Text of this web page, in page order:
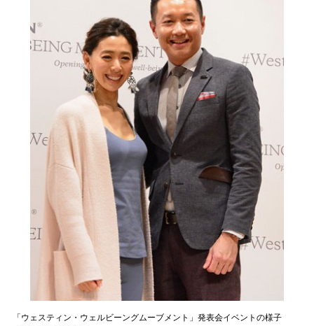
「ウェスティン・ウェルビーングムーブメント」発表会イベントの様子